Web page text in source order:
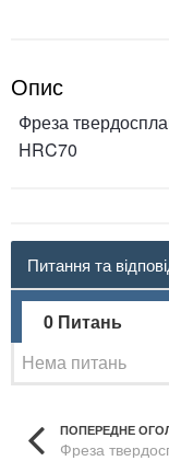
Опис
Фреза
HRC70
Питання та
0 Питань
Нема питань
ПОПЕРЕДНЕ
Фреза